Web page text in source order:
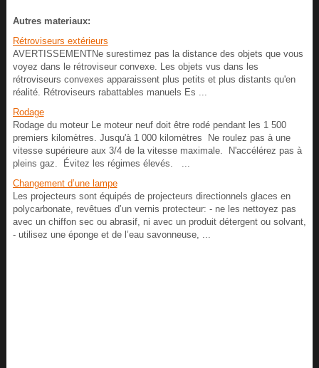
Autres materiaux:
Rétroviseurs extérieurs
AVERTISSEMENTNe surestimez pas la distance des objets que vous
voyez dans le rétroviseur convexe. Les objets vus dans les
rétroviseurs convexes apparaissent plus petits et plus distants qu'en
réalité. Rétroviseurs rabattables manuels Es ...
Rodage
Rodage du moteur Le moteur neuf doit être rodé pendant les 1 500
premiers kilomètres. Jusqu'à 1 000 kilomètres Ne roulez pas à une
vitesse supérieure aux 3/4 de la vitesse maximale. N'accélérez pas à
pleins gaz. Évitez les régimes élevés. ...
Changement d’une lampe
Les projecteurs sont équipés de projecteurs directionnels glaces en
polycarbonate, revêtues d’un vernis protecteur: - ne les nettoyez pas
avec un chiffon sec ou abrasif, ni avec un produit détergent ou solvant,
- utilisez une éponge et de l’eau savonneuse, ...